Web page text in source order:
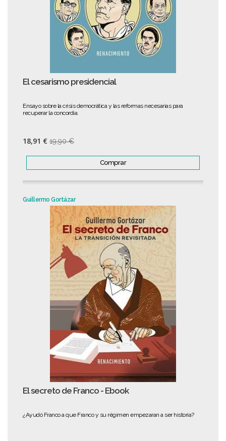
El cesarismo presidencial
Ensayo sobre la crisis democrática y las reformas necesarias para
recuperar la concordia.
18,91 € 19,90 €
Comprar
Guillermo Gortázar
El secreto de Franco - Ebook
¿Ayudó Franco a que Franco y su régimen empezaran a ser historia?